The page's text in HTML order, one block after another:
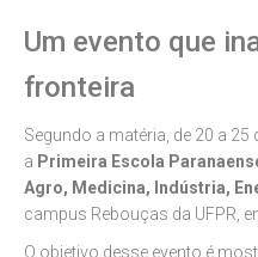
Um evento que
fronteira
Segundo a matéria, de 20 a
a Primeira Escola
Agro, Medicina, Indústria,
campus Rebouças da UFPR,
O objetivo desse evento é